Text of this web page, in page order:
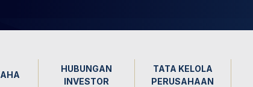
HUBUNGAN
INVESTOR
TATA KELOLA
PERUSAHAAN